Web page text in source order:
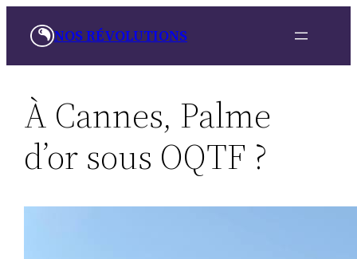
NOS RÉVOLUTIONS
À Cannes, Palme
d’or sous OQTF ?